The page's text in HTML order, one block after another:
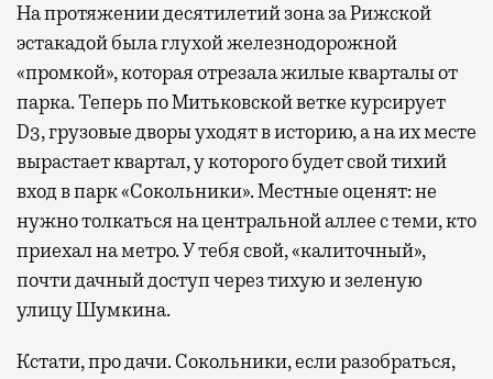
На протяжении десятилетий зона за Рижской
эстакадой была глухой железнодорожной
«промкой», которая отрезала жилые кварталы от
парка. Теперь по Митьковской ветке курсирует
D3, грузовые дворы уходят в историю, а на их месте
вырастает квартал, у которого будет свой тихий
вход в парк «Сокольники». Местные оценят: не
нужно толкаться на центральной аллее с теми, кто
приехал на метро. У тебя свой, «калиточный»,
почти дачный доступ через тихую и зеленую
улицу Шумкина.
Кстати, про дачи. Сокольники, если разобраться,